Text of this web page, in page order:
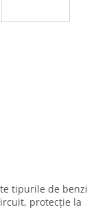
tipurile de benzi
protecție la